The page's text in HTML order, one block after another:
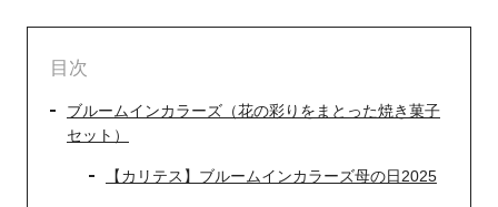
目次
ブルームインカラーズ（花の彩りをまとった焼き菓子
セット）
【カリテス】ブルームインカラーズ母の日2025